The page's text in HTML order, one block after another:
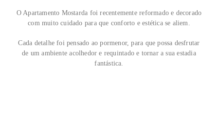
O Apartamento Mostarda foi recentemente reformado e decorado
com muito cuidado para que conforto e estética se aliem.
Cada detalhe foi pensado ao pormenor, para que possa desfrutar
de um ambiente acolhedor e requintado e tornar a sua estadia
fantástica.